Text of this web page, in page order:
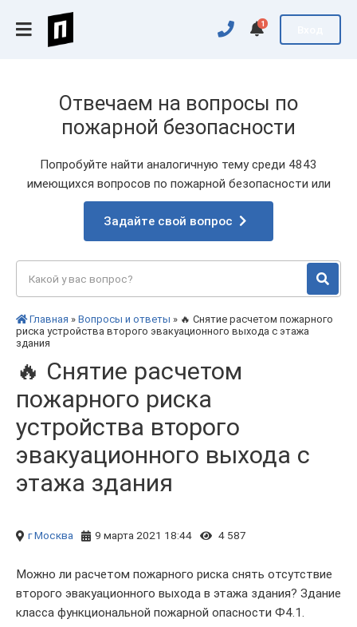
1
Отвечаем на вопросы по
пожарной безопасности
Попробуйте найти аналогичную тему среди 4843
имеющихся вопросов по пожарной безопасности или
Задайте свой вопрос
Главная » Вопросы и ответы » 🔥 Снятие расчетом пожарного
риска устройства второго эвакуационного выхода с этажа
здания
🔥 Снятие расчетом
пожарного риска
устройства второго
эвакуационного выхода с
этажа здания
г Москва 9 марта 2021 18:44 4 587
Можно ли расчетом пожарного риска снять отсутствие
второго эвакуационного выхода в этажа здания? Здание
класса функциональной пожарной опасности Ф4.1.